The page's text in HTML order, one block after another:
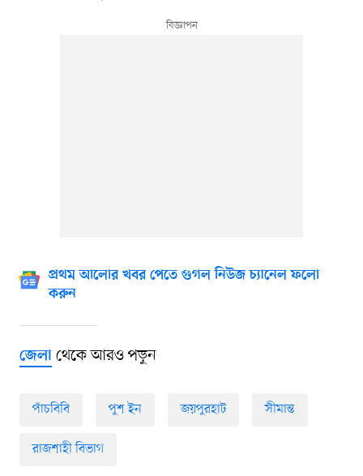
প্রথম আলোর খবর পেতে গুগল নিউজ চ্যানেল ফলো
করুন
জেলাথেকে আরও পড়ুন
পাঁচবিবি পুশ ইন জয়পুরহাট সীমান্ত
রাজশাহী বিভাগ